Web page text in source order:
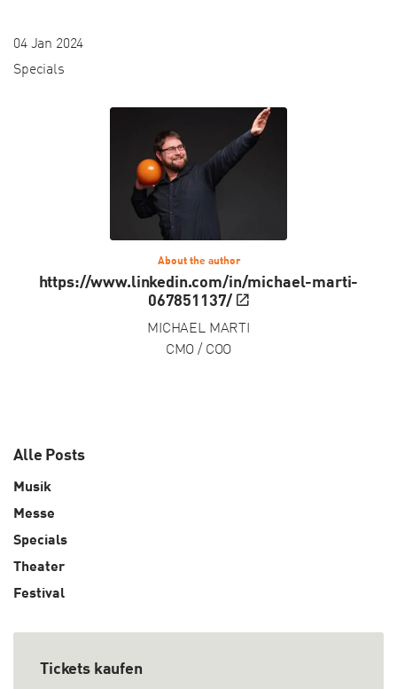
04 Jan 2024
Specials
About the author
https://www.linkedin.com/in/michael-marti-
067851137/
MICHAEL MARTI
CMO / COO
Alle Posts
Musik
Messe
Specials
Theater
Festival
Tickets kaufen